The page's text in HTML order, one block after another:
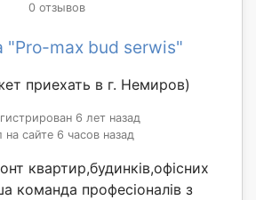
0 отзывов
"Pro-max bud serwis"
приехать в г. Немиров)
6 лет назад
на сайте 6 часов назад
квартир,будинків,офісних
команда професіоналів з